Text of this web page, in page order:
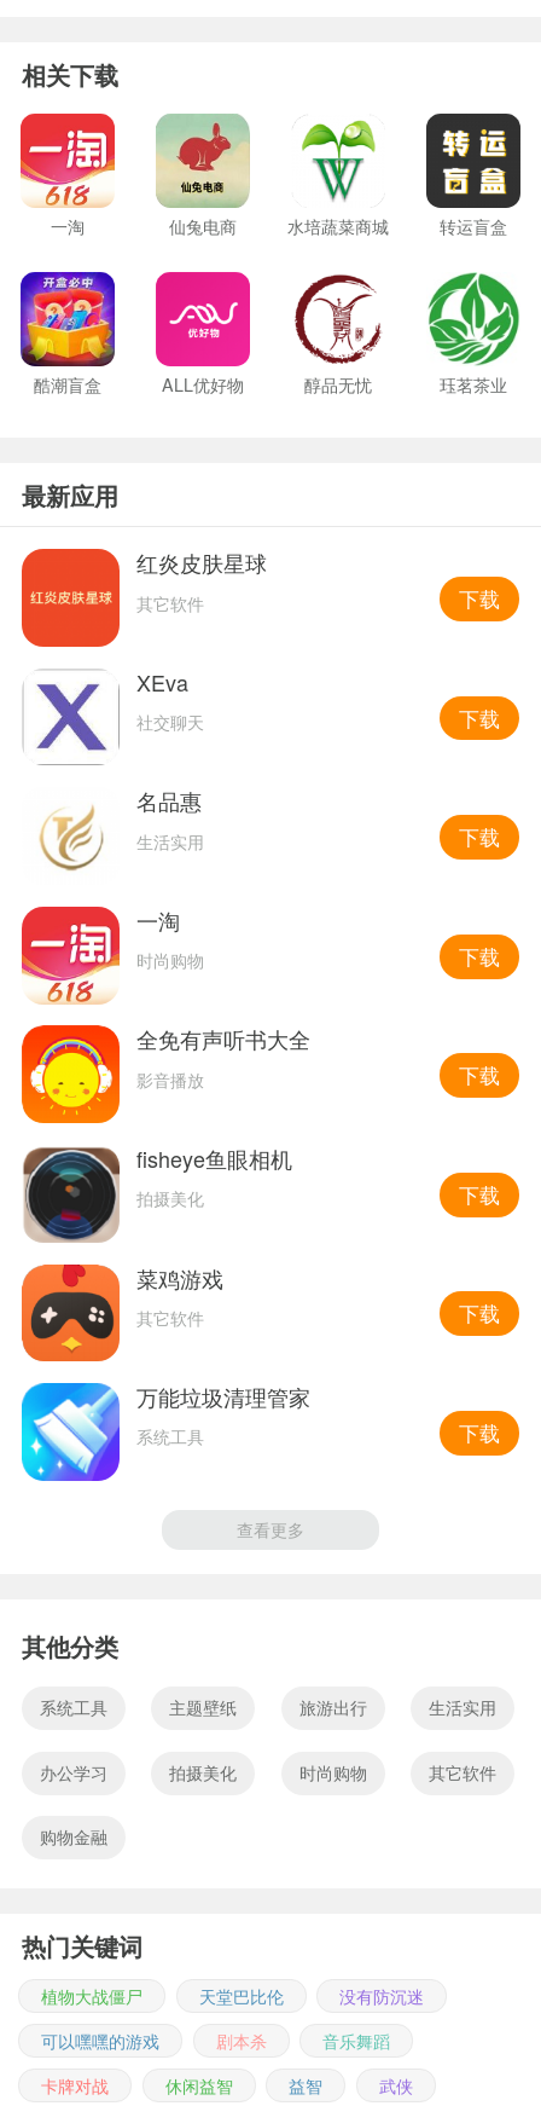
相关下载
一淘 仙兔电商 水培蔬菜商城 转运盲盒
酷潮盲盒 ALL优好物 醇品无忧 珏茗茶业
最新应用
红炎皮肤星球
其它软件 下载
XEva
社交聊天 下载
名品惠
生活实用 下载
一淘
时尚购物 下载
全免有声听书大全
影音播放 下载
fisheye鱼眼相机
拍摄美化 下载
菜鸡游戏
其它软件 下载
万能垃圾清理管家
系统工具 下载
查看更多
其他分类
系统工具 主题壁纸 旅游出行 生活实用
办公学习 拍摄美化 时尚购物 其它软件
购物金融
热门关键词
植物大战僵尸 天堂巴比伦
没有防沉迷
可以嘿嘿的游戏
剧本杀
音乐舞蹈
卡牌对战
休闲益智 益智 武侠